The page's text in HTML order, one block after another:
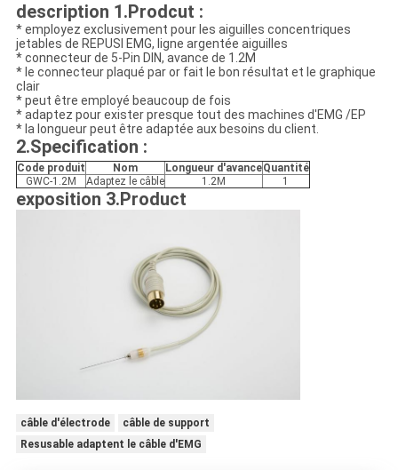
description 1.Prodcut :
* employez exclusivement pour les aiguilles concentriques
jetables de REPUSI EMG, ligne argentée aiguilles
* connecteur de 5-Pin DIN, avance de 1.2M
* le connecteur plaqué par or fait le bon résultat et le graphique
clair
* peut être employé beaucoup de fois
* adaptez pour exister presque tout des machines d'EMG /EP
* la longueur peut être adaptée aux besoins du client.
2.Specification :
Code produit Nom Longueur d'avanceQuantité
GWC-1.2M
Adaptez le câble 1.2M 1
exposition 3.Product
câble d'électrode
câble de support
Resusable adaptent le câble d'EMG